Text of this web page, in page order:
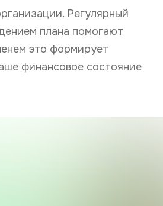
Регулярный
плана помогают
это формирует
финансовое состояние